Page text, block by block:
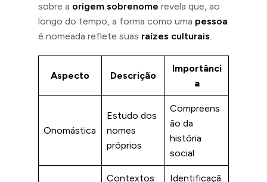
sobre a origem sobrenome revela que, ao
longo do tempo, a forma como uma pessoa
é nomeada reflete suas raízes culturais.
Aspecto Descrição
Importânci
a
Onomástica
Estudo dos
nomes
próprios
Compreens
ão da
história
social
Contextos
Identificaçã